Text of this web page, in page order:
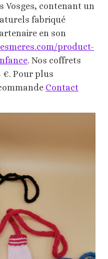
Vosges, contenant un
fabriqué
en son
product-
. Nos coffrets
€. Pour plus
Contact